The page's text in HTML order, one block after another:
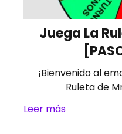
Juega La
¡Bienvenido al
Ruleta de
Leer más